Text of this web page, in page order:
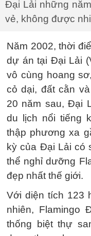
Đại Lải những
vẻ, không được
Năm 2002, thời
dự án tại Đại Lải
vô cùng hoang
cỏ dại, đất cằn
20 năm sau, Đại
du lịch nổi tiếng
thập phương xa
kỳ của Đại Lải có
thể nghỉ dưỡng
đẹp nhất thế giới.
Với diện tích 123
nhiên, Flamingo
thống biệt thự